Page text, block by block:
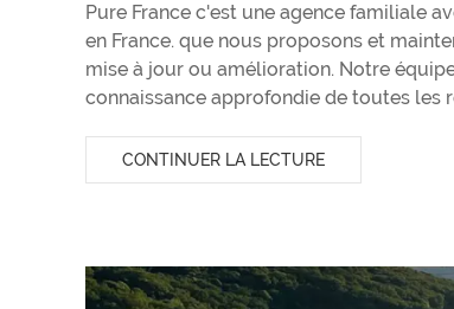
Pure France c'est une agence familiale
en France. que nous proposons et
mise à jour ou amélioration. Notre
connaissance approfondie de toutes les
CONTINUER LA LECTURE